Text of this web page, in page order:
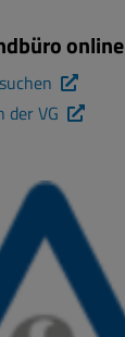
online
der VG